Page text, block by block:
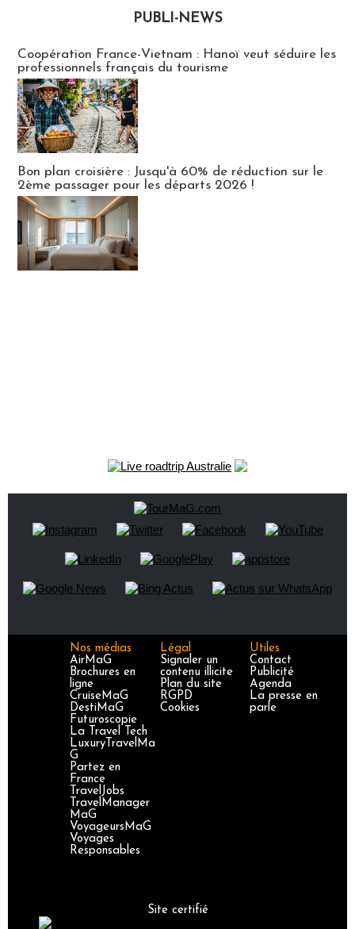
PUBLI-NEWS
Coopération France-Vietnam : Hanoï veut séduire les
professionnels français du tourisme
Bon plan croisière : Jusqu'à 60% de réduction sur le
2ème passager pour les départs 2026 !
Nos médias
AirMaG
Brochures en
ligne
CruiseMaG
DestiMaG
Futuroscopie
La Travel Tech
LuxuryTravelMa
G
Partez en
France
TravelJobs
TravelManager
MaG
VoyageursMaG
Voyages
Responsables
Légal
Signaler un
contenu illicite
Plan du site
RGPD
Cookies
Utiles
Contact
Publicité
Agenda
La presse en
parle
Site certifié